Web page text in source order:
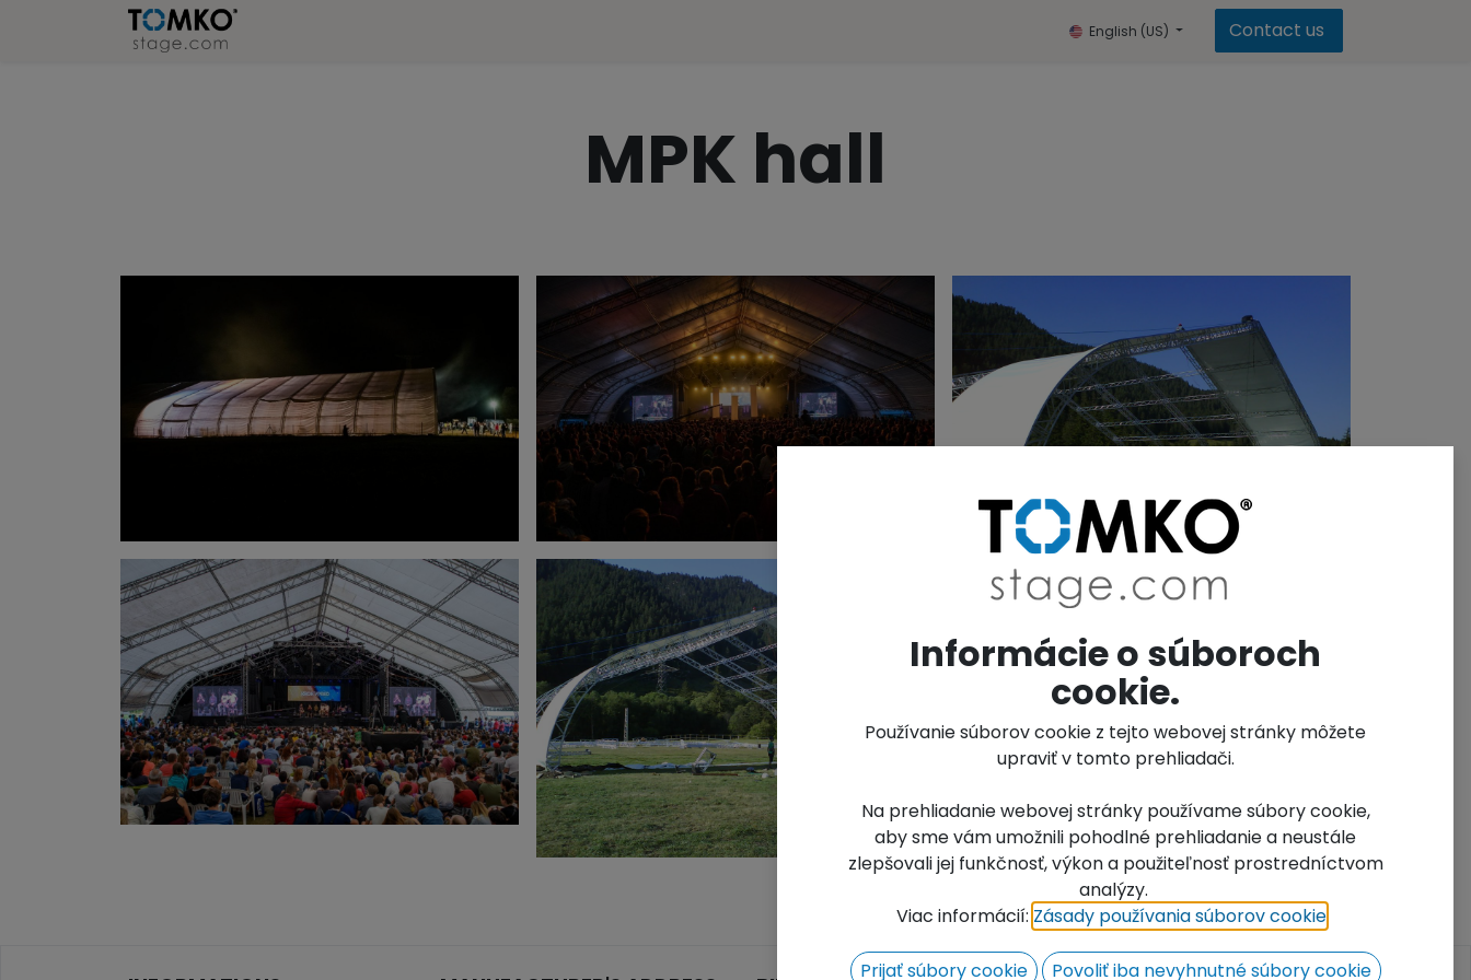
English (US) Contact us
MPK hall
Informácie o súboroch
cookie.
Používanie súborov cookie z tejto webovej stránky môžete
upraviť v tomto prehliadači.
Na prehliadanie webovej stránky používame súbory cookie,
aby sme vám umožnili pohodlné prehliadanie a neustále
zlepšovali jej funkčnosť, výkon a použiteľnosť prostredníctvom
analýzy.
Viac informácií: Zásady používania súborov cookie
Prijať súbory cookie Povoliť iba nevyhnutné súbory cookie